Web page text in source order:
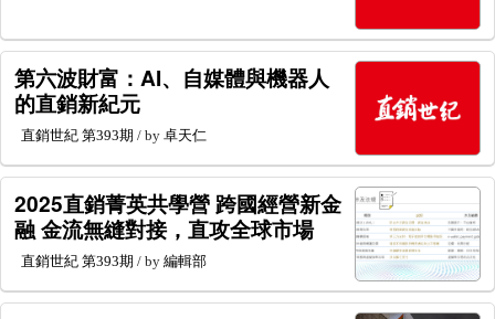
第六波財富：AI、自媒體與機器人
的直銷新紀元
直銷世紀 第393期 / by 卓天仁
2025直銷菁英共學營 跨國經營新金
融 金流無縫對接，直攻全球市場
直銷世紀 第393期 / by 編輯部